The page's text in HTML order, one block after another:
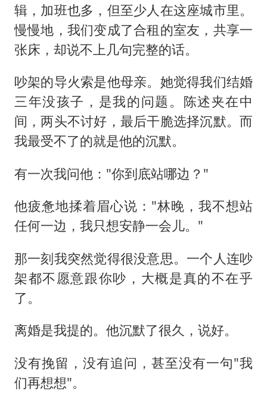
辑，加班也多，但至少人在这座城市里。
慢慢地，我们变成了合租的室友，共享一
张床，却说不上几句完整的话。
吵架的导火索是他母亲。她觉得我们结婚
三年没孩子，是我的问题。陈述夹在中
间，两头不讨好，最后干脆选择沉默。而
我最受不了的就是他的沉默。
有一次我问他："你到底站哪边？"
他疲惫地揉着眉心说："林晚，我不想站
任何一边，我只想安静一会儿。"
那一刻我突然觉得很没意思。一个人连吵
架都不愿意跟你吵，大概是真的不在乎
了。
离婚是我提的。他沉默了很久，说好。
没有挽留，没有追问，甚至没有一句"我
们再想想"。